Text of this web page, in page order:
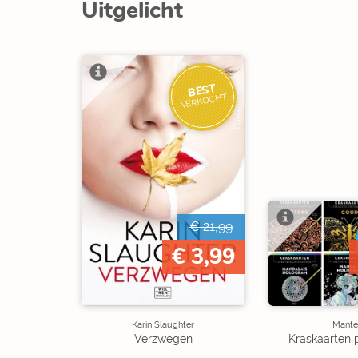
Uitgelicht
BEST
VERKOCHT
€ 21,99
€ 3,99
Karin Slaughter
Verzwegen Kraskaarten